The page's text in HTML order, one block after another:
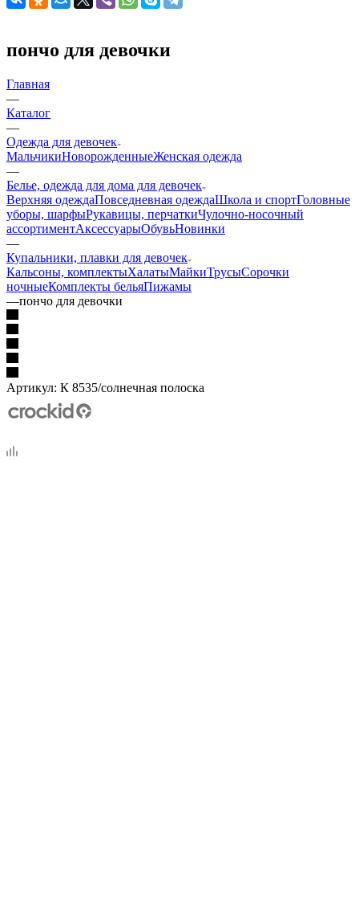
пончо для девочки
Главная
—
Каталог
—
Одежда для девочек
МальчикиНоворожденныеЖенская одежда
—
Белье, одежда для дома для девочек
Верхняя одеждаПовседневная одеждаШкола и спортГоловные
уборы, шарфыРукавицы, перчаткиЧулочно-носочный
ассортиментАксессуарыОбувьНовинки
—
Купальники, плавки для девочек
Кальсоны, комплектыХалатыМайкиТрусыСорочки
ночныеКомплекты бельяПижамы
—пончо для девочки
Артикул: К 8535/солнечная полоска